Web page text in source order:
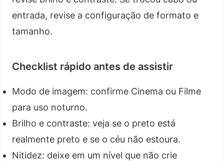
entrada, revise a configuração de formato e
tamanho.
Checklist rápido antes de assistir
Modo de imagem: confirme Cinema ou Filme
para uso noturno.
Brilho e contraste: veja se o preto está
realmente preto e se o céu não estoura.
Nitidez: deixe em um nível que não crie